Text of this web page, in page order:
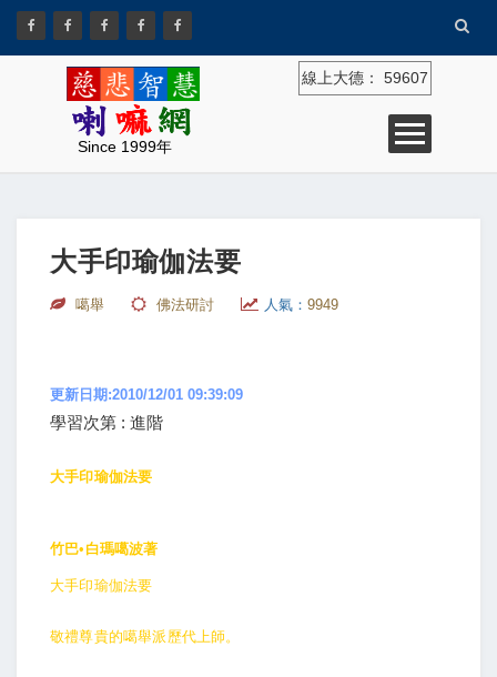
Since 1999年
線上大德： 59607
大手印瑜伽法要
噶舉 佛法研討 人氣： 9949
更新日期:2010/12/01 09:39:09
學習次第 : 進階
大手印瑜伽法要
竹巴•白瑪噶波著
大手印瑜伽法要
敬禮尊貴的噶舉派歷代上師。